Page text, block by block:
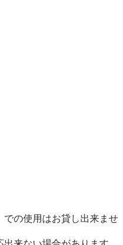
での使用はお貸し出来ませ